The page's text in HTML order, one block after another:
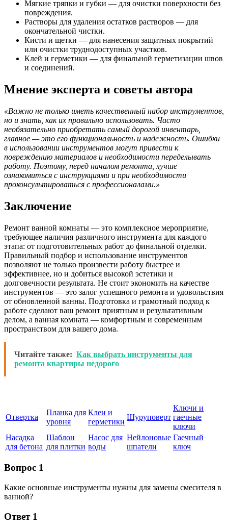
Мягкие тряпки и губки — для очистки поверхности без
повреждения.
Растворы для удаления остатков растворов — для
окончательной чистки.
Кисти и щетки — для нанесения защитных покрытий
или очистки труднодоступных участков.
Клей и герметики — для финальной герметизации швов
и соединений.
Мнение эксперта и советы автора
«Важно не только иметь качественный набор инструментов,
но и знать, как их правильно использовать. Часто
необязательно приобретать самый дорогой инвентарь,
главное — это его функциональность и надежность. Ошибки
в использовании инструментов могут привести к
повреждению материалов и необходимости переделывать
работу. Поэтому, перед началом ремонта, лучше
ознакомиться с инструкциями и при необходимости
проконсультироваться с профессионалами.»
Заключение
Ремонт ванной комнаты — это комплексное мероприятие,
требующее наличия различного инструмента для каждого
этапа: от подготовительных работ до финальной отделки.
Правильный подбор и использование инструментов
позволяют не только произвести работу быстрее и
эффективнее, но и добиться высокой эстетики и
долговечности результата. Не стоит экономить на качестве
инструментов — это залог успешного ремонта и удовольствия
от обновленной ванны. Подготовка и грамотный подход к
работе сделают ваш ремонт приятным и результативным
делом, а ванная комната — комфортным и современным
пространством для вашего дома.
Читайте также: Как выбрать инструменты для
ремонта квартиры недорого
Отвертка
Планка для
уровня
Клеи и
герметики
Шуруповерт
Ключи и
гаечные
ключи
Насадка
для бетона
Шаблон
для плитки
Насос для
воды
Нейлоновые
шпатели
Гаечный
ключ
Вопрос 1
Какие основные инструменты нужны для замены смесителя в
ванной?
Ответ 1